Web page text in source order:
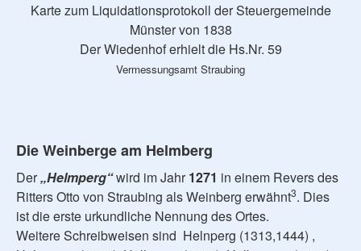
Karte zum Liquidationsprotokoll der Steuergemeinde
Münster von 1838
Der Wiedenhof erhielt die Hs.Nr. 59
Vermessungsamt Straubing
Die Weinberge am Helmberg
Der„Helmperg“wird im Jahr1271 in einem Revers des
Ritters Otto von Straubing als Weinberg erwähnt3. Dies
ist die erste urkundliche Nennung des Ortes.
Weitere Schreibweisen sind Helnperg (1313,1444) ,